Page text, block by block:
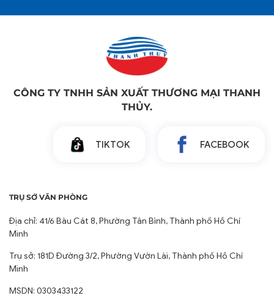
CÔNG TY TNHH SẢN XUẤT THƯƠNG MẠI THANH
THỦY.
TIKTOK FACEBOOK
TRỤ SỞ VĂN PHÒNG
Địa chỉ: 41/6 Bàu Cát 8, Phường Tân Bình, Thành phố Hồ Chí
Minh
Trụ sở: 181D Đường 3/2, Phường Vườn Lài, Thành phố Hồ Chí
Minh
MSDN: 0303433122